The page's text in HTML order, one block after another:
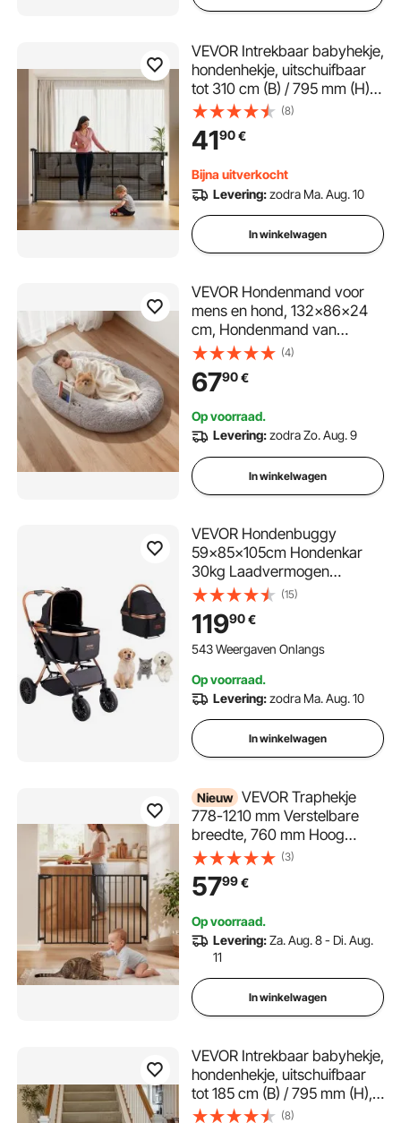
VEVOR Intrekbaar babyhekje,
hondenhekje, uitschuifbaar
tot 310 cm (B) / 795 mm (H),
traphekje met veiligheidsslot,
gaasveiligheidshekje voor
trappen en gangen,
(8)
4190€
Bijna uitverkocht
Levering:zodra Ma. Aug. 10
In winkelwagen
VEVOR Hondenmand voor
mens en hond, 132x86x24
cm, Hondenmand van
traagschuim op
mensenformaat, met zijvak,
handvat en ritssluiting,
machinewasbare hoes, lang
pluche, grijs
(4)
6790€
Op voorraad.
Levering:zodra Zo. Aug. 9
In winkelwagen
VEVOR Hondenbuggy
59x85x105cm Hondenkar
30kg Laadvermogen
Opvouwbare hondenkar
Aluminium frame 800D
Oxford stof Nylon
gaasvenster 4 PU wielen
Kattenbuggy
Huisdierenvervoer
(15)
11990€
543 Weergaven Onlangs
Op voorraad.
Levering:zodra Ma. Aug. 10
In winkelwagen
Nieuw VEVOR Traphekje
778-1210 mm Verstelbare
breedte, 760 mm Hoog
Deurveiligheidshekje,
Kinderveiligheidshekje met
Boorset (zonder grondstang),
trappen, deuropeningen en
woonruimtes, Zwart
(3)
5799€
Op voorraad.
Levering:Za. Aug. 8 - Di. Aug.
11
In winkelwagen
VEVOR Intrekbaar babyhekje,
hondenhekje, uitschuifbaar
tot 185 cm (B) / 795 mm (H),
traphekje met veiligheidsslot,
(8)